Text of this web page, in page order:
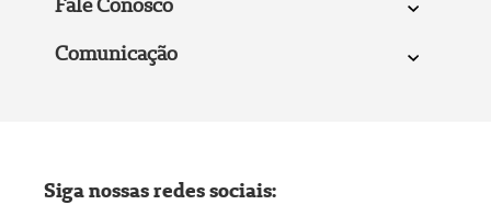
Comunicação
Siga nossas redes sociais: